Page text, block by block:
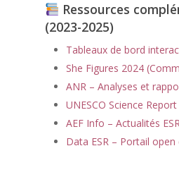
Ressources
(2023-2025)
Tableaux de bord
She Figures 2024
ANR – Analyses et
UNESCO Science Report
AEF Info – Actualités
Data ESR – Portail open